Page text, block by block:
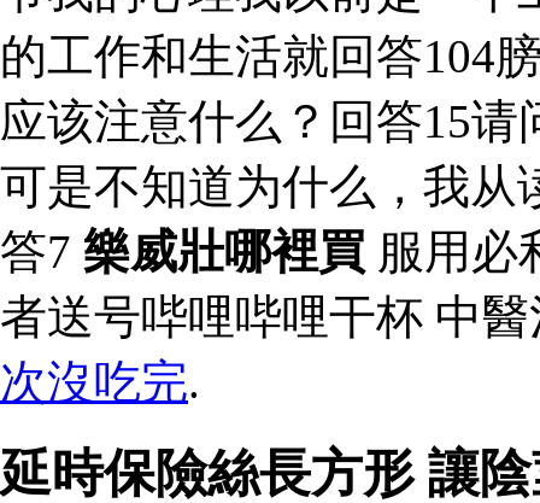
的工作和生活就回答104
应该注意什么？回答15
可是不知道为什么，我从
答7 樂威壯哪裡買 服用必
者送号哔哩哔哩干杯 中
次沒吃完.
延時保險絲長方形 讓